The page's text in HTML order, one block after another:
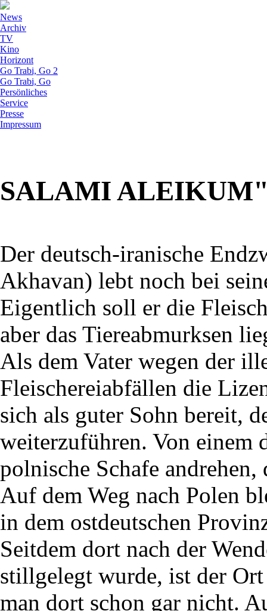
News
Archiv
TV
Kino
Horizont
Go Trabi, Go 2
Go Trabi, Go
Persönliches
Service
Presse
Impressum
SALAMI ALEIKUM"
Der deutsch-iranische
Akhavan) lebt noch bei
Eigentlich soll er die
aber das Tiereabmurksen
Als dem Vater wegen der
Fleischereiabfällen die
sich als guter Sohn bereit,
weiterzuführen. Von einem
polnische Schafe andrehen,
Auf dem Weg nach Polen
in dem ostdeutschen
Seitdem dort nach der
stillgelegt wurde, ist der
man dort schon gar nicht.